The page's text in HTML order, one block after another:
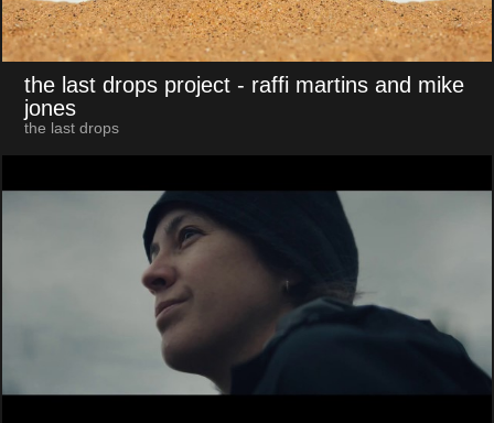
the last drops project - raffi martins and mike
jones
the last drops